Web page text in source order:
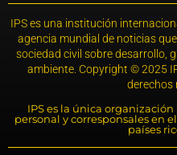
IPS es una institución
agencia mundial de noticias
sociedad civil sobre desarrollo,
ambiente. Copyright © 2025
derechos
IPS es la única
personal y corresponsales en
países